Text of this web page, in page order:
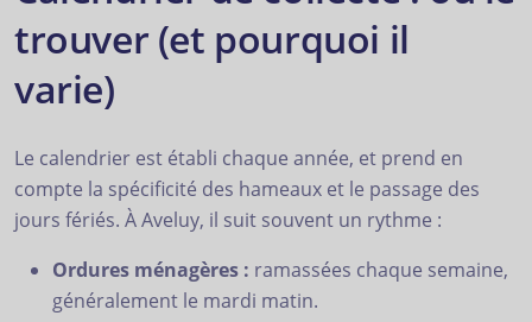
trouver (et pourquoi il
varie)
Le calendrier est établi chaque année, et prend en
compte la spécificité des hameaux et le passage des
jours fériés. À Aveluy, il suit souvent un rythme :
Ordures ménagères : ramassées chaque semaine,
généralement le mardi matin.